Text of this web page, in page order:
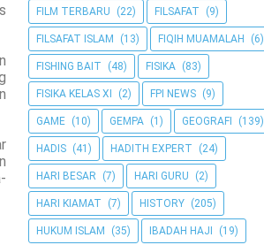
FILM TERBARU (22) FILSAFAT (9)
FILSAFAT ISLAM (13) FIQIH MUAMALAH (6)
FISHING BAIT (48) FISIKA (83)
FISIKA KELAS XI (2) FPI NEWS (9)
GAME (10) GEMPA (1) GEOGRAFI (139)
HADIS (41) HADITH EXPERT (24)
HARI BESAR (7) HARI GURU (2)
HARI KIAMAT (7) HISTORY (205)
HUKUM ISLAM (35) IBADAH HAJI (19)